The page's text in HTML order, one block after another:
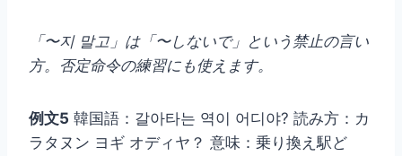
「〜지 말고」は「〜しないで」という禁止の言い
方。否定命令の練習にも使えます。
例文5 韓国語：갈아타는 역이 어디야? 読み方：カ
ラタヌン ヨギ オディヤ？ 意味：乗り換え駅ど